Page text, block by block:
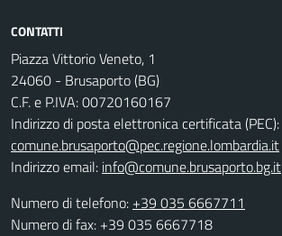
CONTATTI
Piazza Vittorio Veneto, 1
24060 - Brusaporto (BG)
C.F. e P.IVA: 00720160167
Indirizzo di posta elettronica certificata (PEC):
comune.brusaporto@pec.regione.lombardia.it
Indirizzo email: info@comune.brusaporto.bg.it
Numero di telefono: +39 035 6667711
Numero di fax: +39 035 6667718